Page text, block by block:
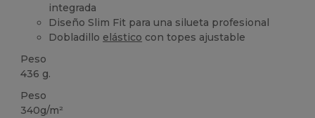
integrada
Diseño Slim Fit para una silueta profesional
Dobladillo elástico con topes ajustable
Peso
436 g.
Peso
340g/m²